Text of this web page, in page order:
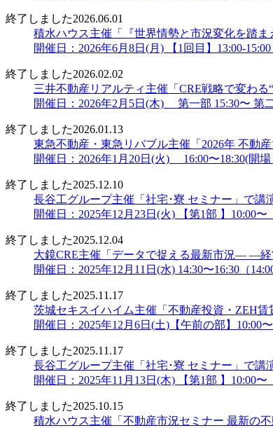
終了しました2026.06.01
積水ハウス主催「『世界情勢と市況変化を踏
開催日：2026年6月8日(月) 【1回目】13:00-
終了しました2026.02.02
三井不動産リアルティ主催「CRE戦略で変わる
開催日：2026年2月5日(木) 第一部 15:30〜 第
終了しました2026.01.13
東急不動産・東急リバブル主催「2026年 不動
開催日：2026年1月20日(火) 16:00〜18:30(開場
終了しました2025.12.10
長谷工グループ主催「社宅･寮 セミナー」で講
開催日：2025年12月23日(火) 【第1部 】10:00〜
終了しました2025.12.04
大鏡CRE主催「データで捉える最新市況― ―経
開催日：2025年12月11日(水) 14:30〜16:30（
終了しました2025.11.17
茨城セキスイハイム主催「不動産投資・ZEH賃
開催日：2025年12月6日(土)【午前の部】10:00
終了しました2025.11.17
長谷工グループ主催「社宅･寮 セミナー」で講
開催日：2025年11月13日(木) 【第1部 】10:00〜
終了しました2025.10.15
積水ハウス主催「不動産市況セミナー 最新の